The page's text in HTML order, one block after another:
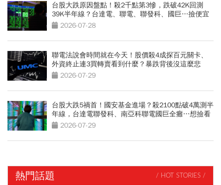
台股大跌原因盤點！殺2千點第3慘，跌破42K回測
39K半年線？台達電、聯電、聯發科、國巨…撿便宜
怎麼選
2026-07-28
聯電法說會時間就在今天！股價殺4成探百元關卡、
外資終止連3買轉賣看到什麼？暴跌背後沒這麼悲
觀？2026-07-29
台股大跌5禍首！國安基金進場？殺2100點破4萬測半
年線，台達電聯發科、南亞科聯電國巨全癱…想撿看
3訊號2026-07-29
熱門話題 / HOT STORIES /